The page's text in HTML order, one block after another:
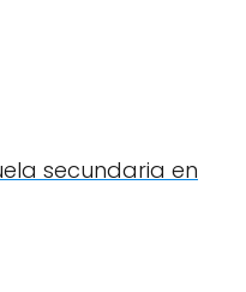
secundaria en